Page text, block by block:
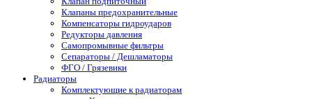
Клапаны предохранительные
Компенсаторы гидроударов
Редукторы давления
Самопромывные фильтры
Сепараторы / Дешламаторы
ФГО / Грязевики
Радиаторы
Комплектующие к радиаторам